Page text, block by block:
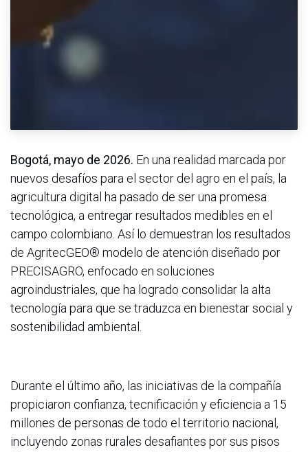
Bogotá, mayo de 2026. En una realidad marcada por
nuevos desafíos para el sector del agro en el país, la
agricultura digital ha pasado de ser una promesa
tecnológica, a entregar resultados medibles en el
campo colombiano. Así lo demuestran los resultados
de AgritecGEO® modelo de atención diseñado por
PRECISAGRO, enfocado en soluciones
agroindustriales, que ha logrado consolidar la alta
tecnología para que se traduzca en bienestar social y
sostenibilidad ambiental.
Durante el último año, las iniciativas de la compañía
propiciaron confianza, tecnificación y eficiencia a 15
millones de personas de todo el territorio nacional,
incluyendo zonas rurales desafiantes por sus pisos